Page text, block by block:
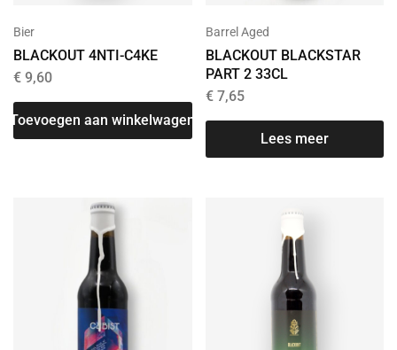
Bier
BLACKOUT 4NTI-C4KE
€ 9,60
Toevoegen aan winkelwagen
Barrel Aged
BLACKOUT BLACKSTAR
PART 2 33CL
€7,65
Lees meer